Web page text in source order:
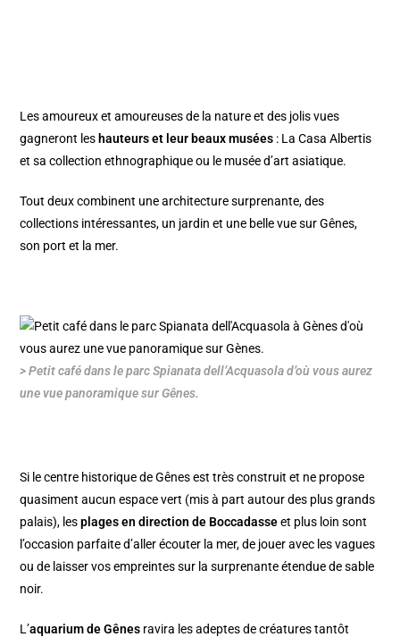
Les amoureux et amoureuses de la nature et des jolis vues
gagneront les hauteurs et leur beaux musées : LaCasa Albertis
et sa collection ethnographiqueou le musée d’art asiatique.
Tout deux combinent une architecture surprenante, des
collections intéressantes, un jardin et une belle vue sur Gênes,
son port et la mer.
> Petit café dans le parc Spianata dell’Acquasola d’où vous aurez
une vue panoramique sur Gênes.
Si lecentre historique de Gênesest très construit et ne propose
quasiment aucun espace vert (mis à part autour des plus grands
palais), lesplages en direction de Boccadasseet plus loin sont
l’occasion parfaite d’aller écouter la mer, de jouer avec les vagues
ou de laisser vos empreintes sur la surprenante étendue de sable
noir.
L’aquarium de Gênes ravira les adeptes de créatures tantôt